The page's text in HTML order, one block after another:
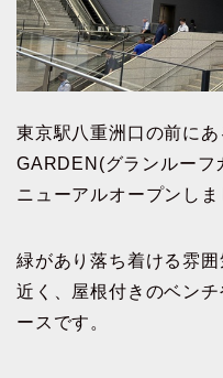
東京駅八重洲口の前に
GARDEN(グランルーフ
ニューアルオープンしま
緑があり落ち着ける雰
近く、屋根付きのベン
ースです。